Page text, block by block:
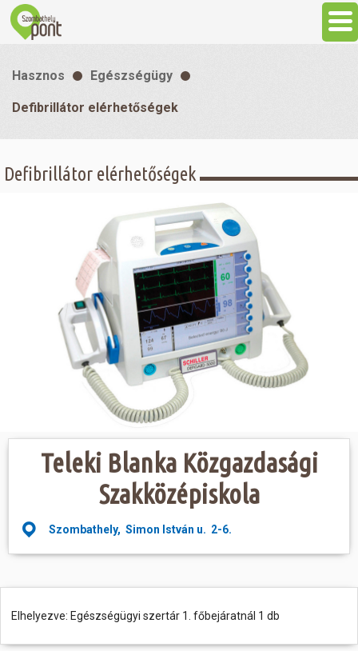
Programok
Sport
Szabadidő
Hasznos Egészségügy
Defibrillátor elérhetőségek
Defibrillátor elérhetőségek
Teleki Blanka Közgazdasági
Szakközépiskola
Szombathely, Simon István u. 2-6.
Elhelyezve: Egészségügyi szertár 1. főbejáratnál 1 db